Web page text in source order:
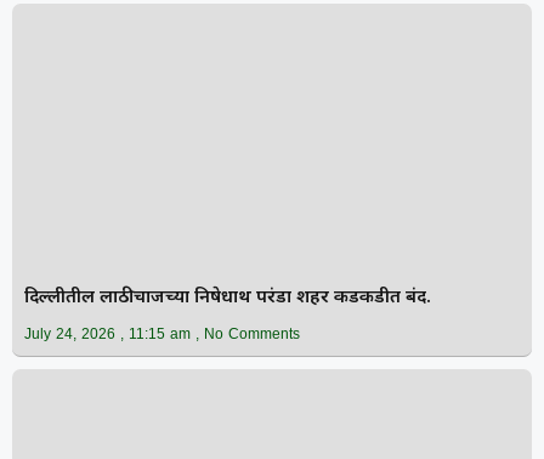
दिल्लीतील लाठीचार्जच्या निषेधार्थ परंडा शहर कडकडीत बंद.
July 24, 2026 11:15 am No Comments